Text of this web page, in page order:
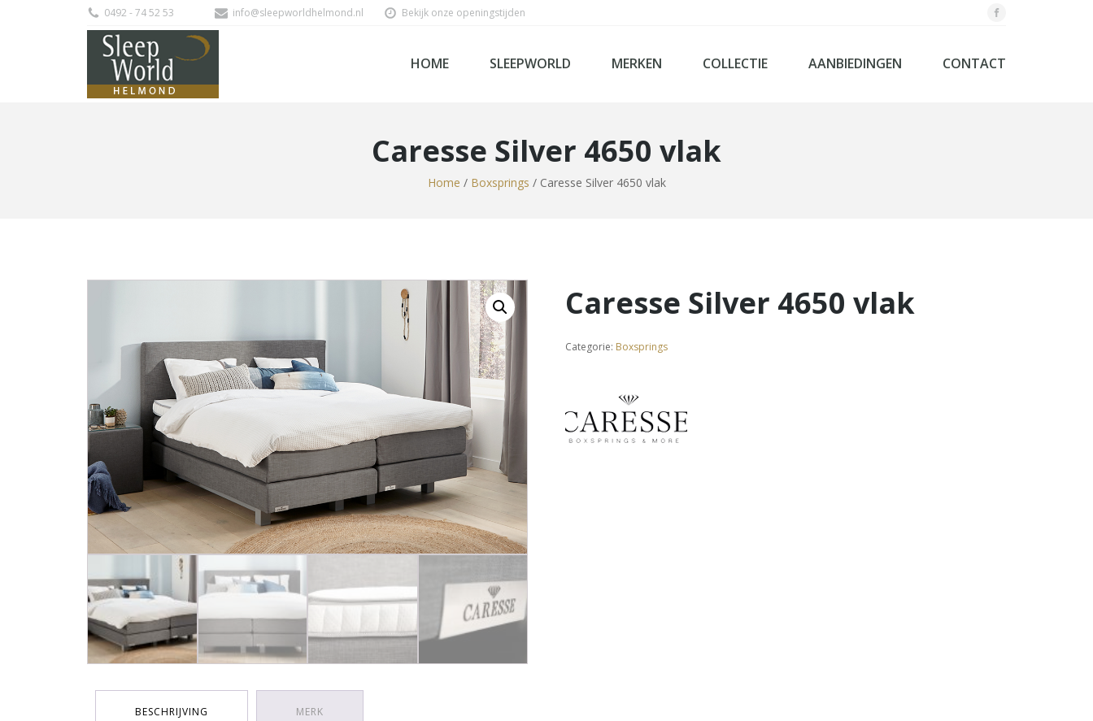
0492 - 74 52 53 info@sleepworldhelmond.nl Bekijk onze openingstijden
HOME SLEEPWORLD MERKEN
Auping
Kuperus
Mline
Velda
COLLECTIE AANBIEDINGEN CONTACT
Caresse Silver 4650 vlak
Home / Boxsprings / Caresse Silver 4650 vlak
Caresse Silver 4650 vlak
Categorie: Boxsprings
BESCHRIJVING MERK